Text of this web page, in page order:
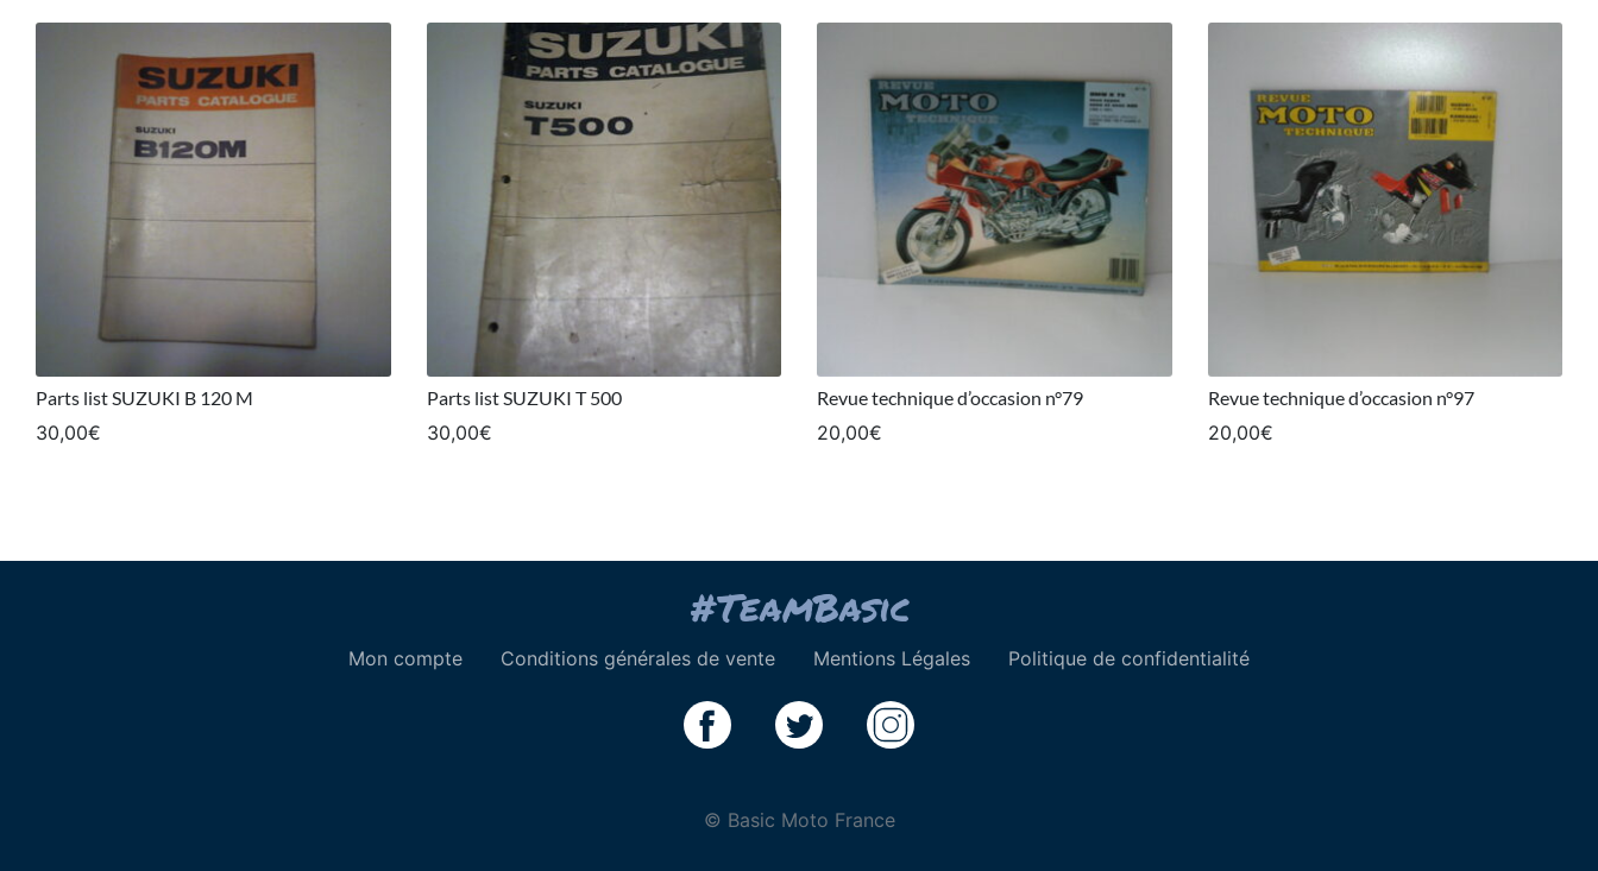
Parts list SUZUKI B 120 M
30,00€
Parts list SUZUKI T 500
30,00€
Revue technique d’occasion n°79
20,00€
Revue technique d’occasion n°97
20,00€
Mon compte Conditions générales de vente Mentions Légales Politique de confidentialité
© Basic Moto France